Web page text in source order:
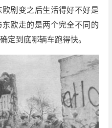
剧变之后生活得好不好是
欧走的是两个完全不同的
定到底哪辆车跑得快。